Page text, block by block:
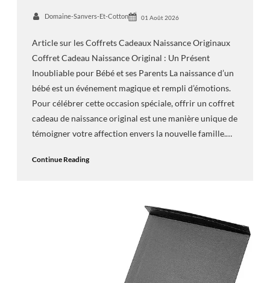
Domaine-Sanvers-Et-Cotton 01 Août 2026
Article sur les Coffrets Cadeaux Naissance Originaux
Coffret Cadeau Naissance Original : Un Présent
Inoubliable pour Bébé et ses Parents La naissance d’un
bébé est un événement magique et rempli d’émotions.
Pour célébrer cette occasion spéciale, offrir un coffret
cadeau de naissance original est une manière unique de
témoigner votre affection envers la nouvelle famille.…
Continue Reading